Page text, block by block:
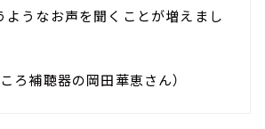
ようなお声を聞くことが増えまし
ろ補聴器の岡田華恵さん）